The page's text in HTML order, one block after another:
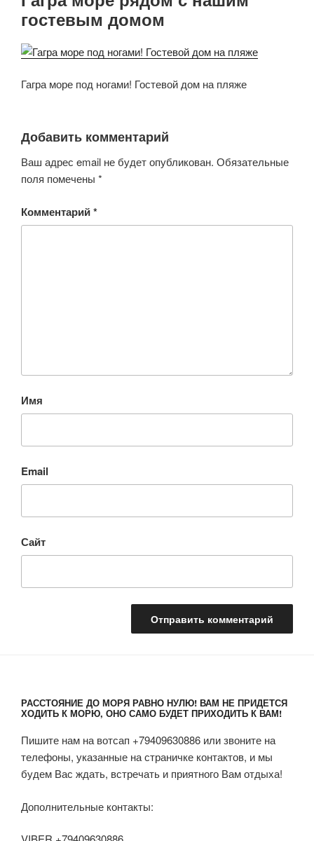
гостевым домом
Гагра море под ногами! Гостевой дом на пляже
Добавить комментарий
Ваш адрес email не будет опубликован. Обязательные
поля помечены *
Комментарий*
Имя
Email
Сайт
РАССТОЯНИЕ ДО МОРЯ РАВНО НУЛЮ! ВАМ НЕ ПРИДЕТСЯ
ХОДИТЬ К МОРЮ, ОНО САМО БУДЕТ ПРИХОДИТЬ К ВАМ!
Пишите нам на вотсап +79409630886 или звоните на
телефоны, указанные на страничке контактов, и мы
будем Вас ждать, встречать и приятного Вам отдыха!
Дополнительные контакты: